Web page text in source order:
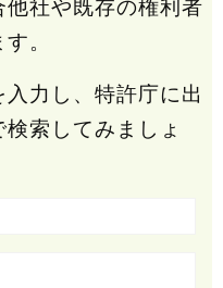
社や既存の権利者
。
力し、特許庁に出
索してみましょ